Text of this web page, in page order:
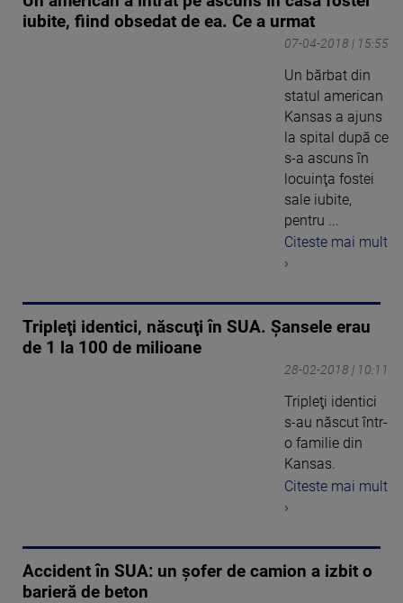
iubite, fiind obsedat de ea. Ce a urmat
07-04-2018 | 15:55
Un bărbat din
statul american
Kansas a ajuns
la spital după ce
s-a ascuns în
locuinţa fostei
sale iubite,
pentru ...
Citeste mai mult
›
Tripleţi identici, născuţi în SUA. Şansele erau
de 1 la 100 de milioane
28-02-2018 | 10:11
Tripleţi identici
s-au născut într-
o familie din
Kansas.
Citeste mai mult
›
Accident în SUA: un șofer de camion a izbit o
barieră de beton